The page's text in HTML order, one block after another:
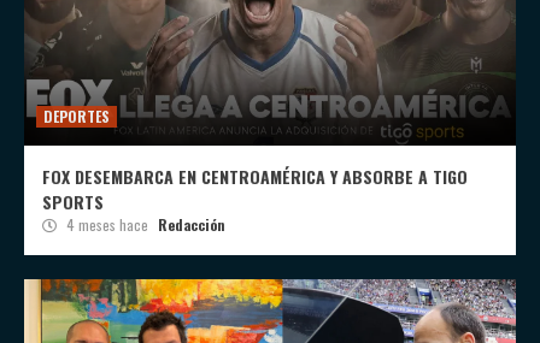
DEPORTES
FOX DESEMBARCA EN CENTROAMÉRICA Y ABSORBE A TIGO
SPORTS
4 meses hace Redacción